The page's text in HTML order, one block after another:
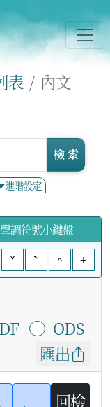
表 內文
進階設定
檢 索
聲調符號小鍵盤
ˇ ˋ ^ +
ODS
匯出
回檢